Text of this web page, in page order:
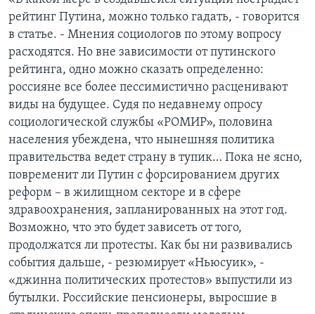
рейтинг Путина, можно только гадать, - говорится
в статье. - Мнения социологов по этому вопросу
расходятся. Но вне зависимости от путинского
рейтинга, одно можно сказать определенно:
россияне все более пессимистично расценивают
виды на будущее. Судя по недавнему опросу
социологической службы «РОМИР», половина
населения убеждена, что нынешняя политика
правительства ведет страну в тупик… Пока не ясно,
повременит ли Путин с форсированием других
реформ – в жилищном секторе и в сфере
здравоохранения, запланированных на этот год.
Возможно, что это будет зависеть от того,
продолжатся ли протесты. Как бы ни развивались
события дальше, - резюмирует «Ньюсуик», -
«джинна политических протестов» выпустили из
бутылки. Российские пенсионеры, выросшие в